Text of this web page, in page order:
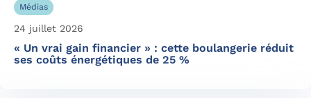
Médias
24 juillet 2026
« Un vrai gain financier » : cette boulangerie réduit
ses coûts énergétiques de 25 %